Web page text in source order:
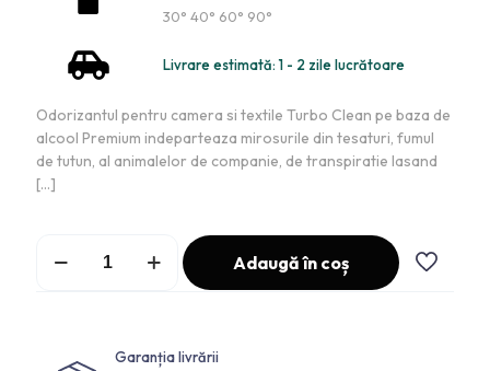
30° 40° 60° 90°
Livrare estimată: 1 - 2 zile lucrătoare
Odorizantul pentru camera si textile Turbo Clean pe baza de
alcool Premium indeparteaza mirosurile din tesaturi, fumul
de tutun, al animalelor de companie, de transpiratie lasand
[…]
Adaugă în coș
Garanția livrării